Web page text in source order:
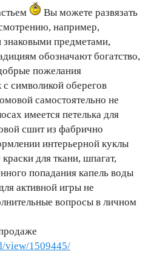
Вы можете развязать
например,
предметами,
обозначают богатство,
пожелания
символикой оберегов
самостоятельно не
имеется петелька для
сшит из фабрично
интерьерной куклы
для ткани, шпагат,
попадания капель воды
активной игры не
вопросы в личном
view/1509445/